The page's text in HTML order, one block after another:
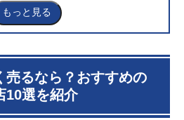
ションズ
アップビート
もっと見る
売るなら？おすすめの
10選を紹介